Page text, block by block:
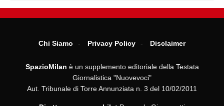
Chi Siamo Privacy Policy Disclaimer
SpazioMilan è un supplemento editoriale della Testata
Giornalistica "Nuovevoci"
Aut. Tribunale di Torre Annunziata n. 3 del 10/02/2011